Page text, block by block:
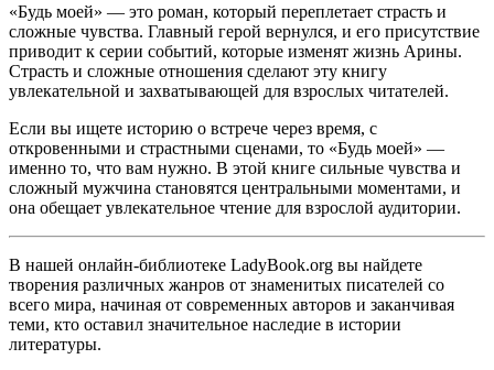
«Будь моей» — это роман, который переплетает страсть и
сложные чувства. Главный герой вернулся, и его присутствие
приводит к серии событий, которые изменят жизнь Арины.
Страсть и сложные отношения сделают эту книгу
увлекательной и захватывающей для взрослых читателей.
Если вы ищете историю о встрече через время, с
откровенными и страстными сценами, то «Будь моей» —
именно то, что вам нужно. В этой книге сильные чувства и
сложный мужчина становятся центральными моментами, и
она обещает увлекательное чтение для взрослой аудитории.
В нашей онлайн-библиотеке LadyBook.org вы найдете
творения различных жанров от знаменитых писателей со
всего мира, начиная от современных авторов и заканчивая
теми, кто оставил значительное наследие в истории
литературы.